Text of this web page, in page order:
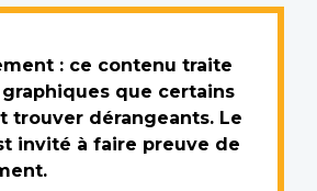
: ce contenu traite
que certains
trouver dérangeants. Le
invité à faire preuve de